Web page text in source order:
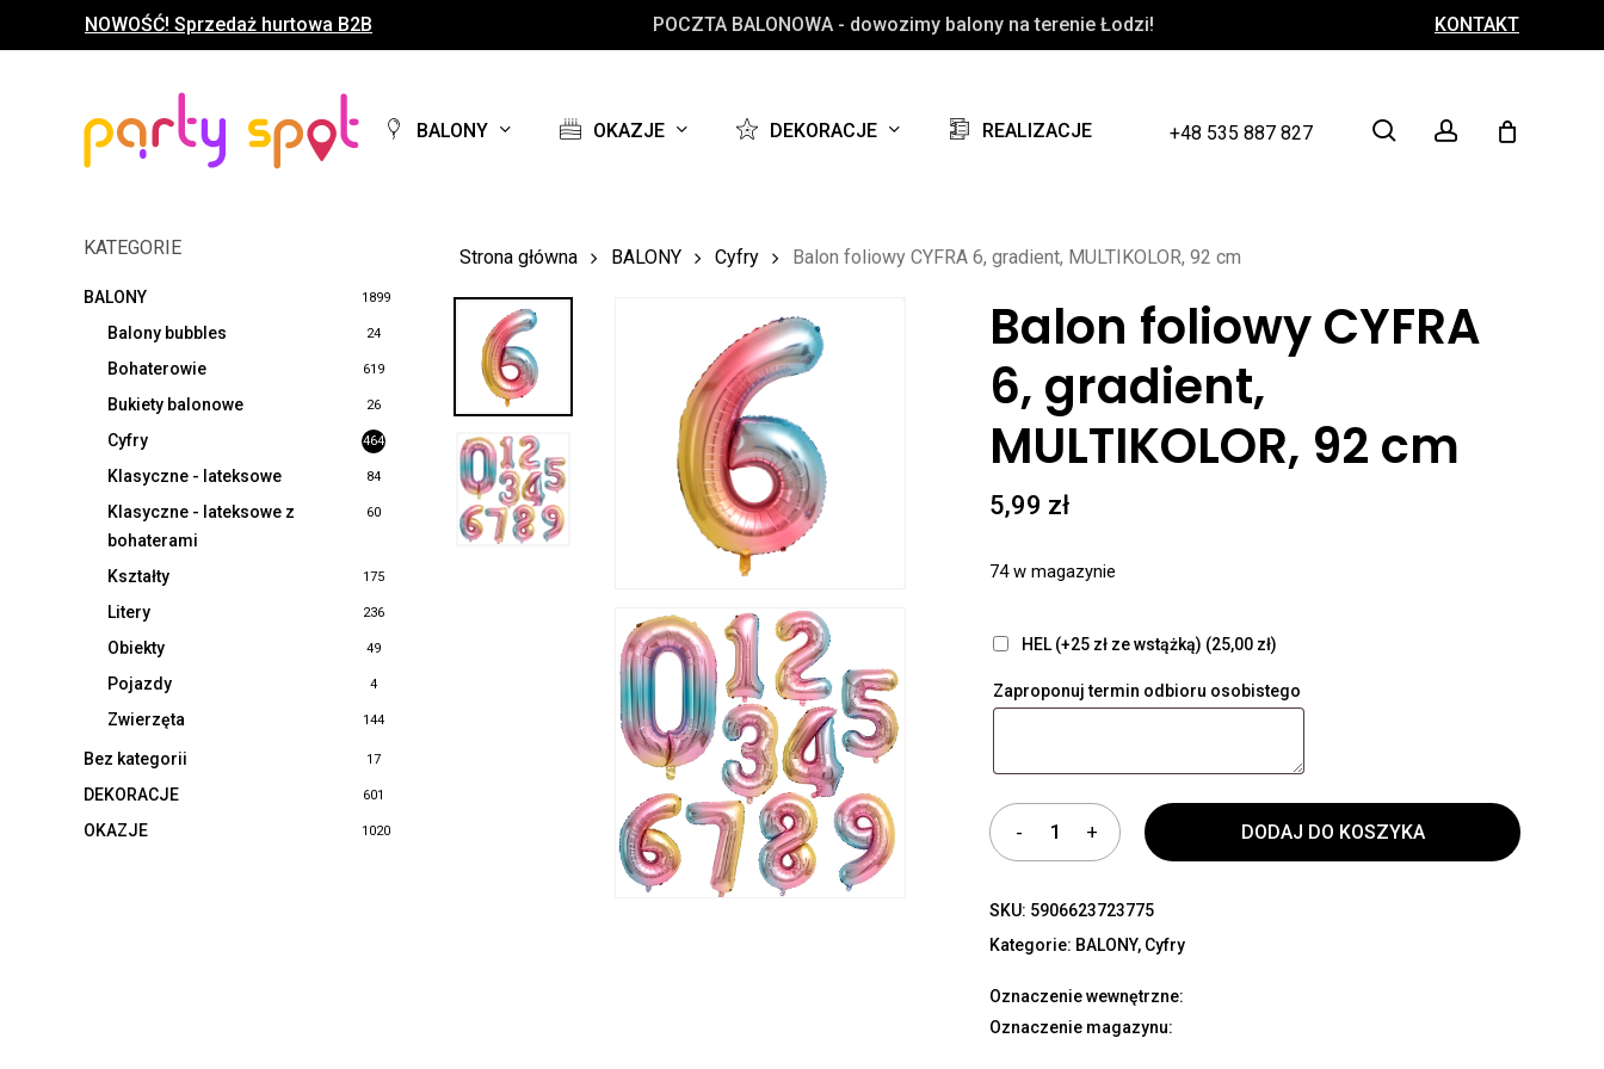
NOWOŚĆ! Sprzedaż hurtowa B2B POCZTA BALONOWA - dowozimy balony na terenie Łodzi! KONTAKT
BALONY OKAZJE DEKORACJE REALIZACJE +48 535 887 827 search account
Koszyk Close
KATEGORIE
BALONY 1899
Balony bubbles 24
Bohaterowie 619
Bukiety balonowe 26
Cyfry 464
Klasyczne - lateksowe 84
Klasyczne - lateksowe z
bohaterami
60
Kształty 175
Litery 236
Obiekty 49
Pojazdy 4
Zwierzęta 144
Bez kategorii 17
DEKORACJE 601
OKAZJE 1020
Strona główna BALONY Cyfry Balon foliowy CYFRA 6, gradient, MULTIKOLOR, 92 cm
Balon foliowy CYFRA
6, gradient,
MULTIKOLOR, 92 cm
5,99 zł
74 w magazynie
HEL (+25 zł ze wstążką) (25,00 zł)
Zaproponuj termin odbioru osobistego
DODAJ DO KOSZYKA
SKU: 5906623723775
Kategorie: BALONY, Cyfry
Oznaczenie wewnętrzne:
Oznaczenie magazynu: